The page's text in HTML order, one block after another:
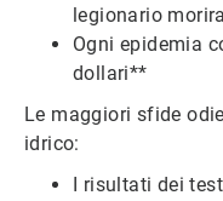
legionario
Ogni epidemia
dollari**
Le maggiori sfide
idrico:
I risultati dei